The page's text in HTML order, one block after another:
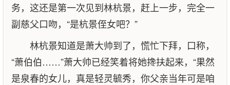
务，这还是第一次见到林杭景，赶上一步，完全一
副慈父口吻，“是杭景侄女吧？”
林杭景知道是萧大帅到了，慌忙下拜，口称，
“萧伯伯……”萧大帅已经笑着将她搀扶起来，“果然
是泉春的女儿，真是轻灵毓秀，你父亲当年可是咱